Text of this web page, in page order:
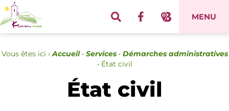
MENU
Vous êtes ici › Accueil• Services• Démarches administratives
• État civil
État civil
Panneau de gestion des cookies